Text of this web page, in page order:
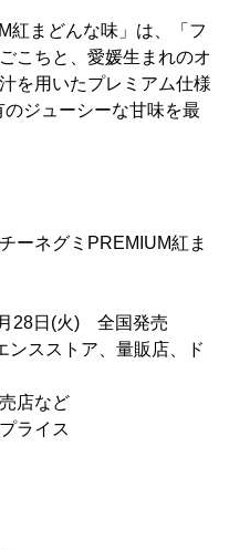
紅まどんな味」は、「フ
こちと、愛媛生まれのオ
を用いたプレミアム仕様
ジューシーな甘味を最
ミPREMIUM紅ま
(火) 全国発売
ンスストア、量販店、ド
ど
イス